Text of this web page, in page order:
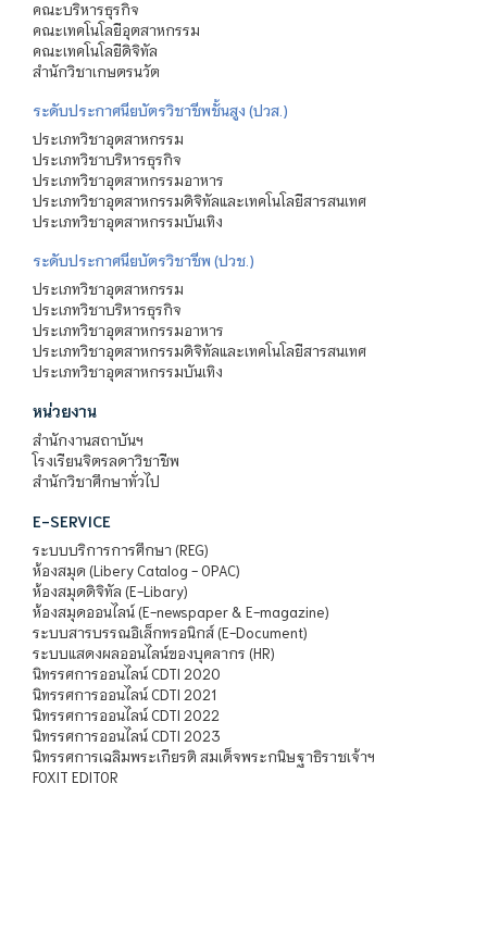
คณะบริหารธุรกิจ
คณะเทคโนโลยีอุตสาหกรรม
คณะเทคโนโลยีดิจิทัล
สำนักวิชาเกษตรนวัต
ระดับประกาศนียบัตรวิชาชีพชั้นสูง (ปวส.)
ประเภทวิชาอุตสาหกรรม
ประเภทวิชาบริหารธุรกิจ
ประเภทวิชาอุตสาหกรรมอาหาร
ประเภทวิชาอุตสาหกรรมดิจิทัลและเทคโนโลยีสารสนเทศ
ประเภทวิชาอุตสาหกรรมบันเทิง
ระดับประกาศนียบัตรวิชาชีพ (ปวช.)
ประเภทวิชาอุตสาหกรรม
ประเภทวิชาบริหารธุรกิจ
ประเภทวิชาอุตสาหกรรมอาหาร
ประเภทวิชาอุตสาหกรรมดิจิทัลและเทคโนโลยีสารสนเทศ
ประเภทวิชาอุตสาหกรรมบันเทิง
หน่วยงาน
สำนักงานสถาบันฯ
โรงเรียนจิตรลดาวิชาชีพ
สำนักวิชาศึกษาทั่วไป
E-SERVICE
ระบบบริการการศึกษา (REG)
ห้องสมุด (Libery Catalog - OPAC)
ห้องสมุดดิจิทัล (E-Libary)
ห้องสมุดออนไลน์ (E-newspaper & E-magazine)
ระบบสารบรรณอิเล็กทรอนิกส์ (E-Document)
ระบบแสดงผลออนไลน์ของบุคลากร (HR)
นิทรรศการออนไลน์ CDTI 2020
นิทรรศการออนไลน์ CDTI 2021
นิทรรศการออนไลน์ CDTI 2022
นิทรรศการออนไลน์ CDTI 2023
นิทรรศการเฉลิมพระเกียรติ สมเด็จพระกนิษฐาธิราชเจ้าฯ
FOXIT EDITOR